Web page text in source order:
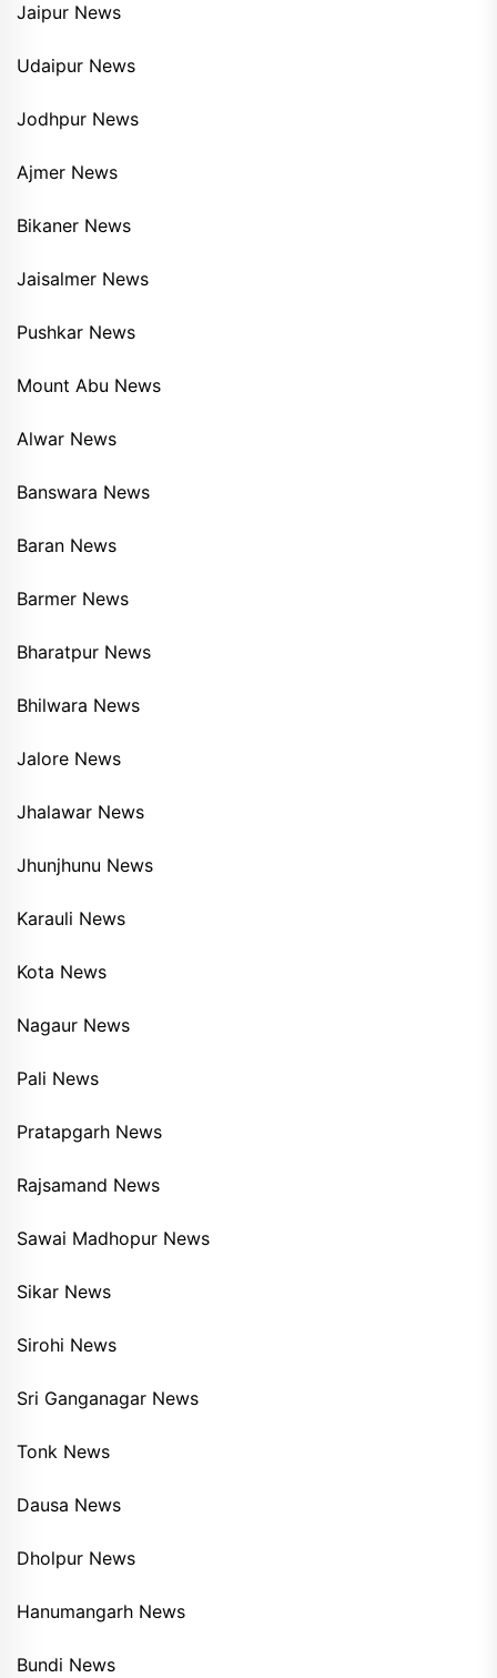
Jaipur News
Udaipur News
Jodhpur News
Ajmer News
Bikaner News
Jaisalmer News
Pushkar News
Mount Abu News
Alwar News
Banswara News
Baran News
Barmer News
Bharatpur News
Bhilwara News
Jalore News
Jhalawar News
Jhunjhunu News
Karauli News
Kota News
Nagaur News
Pali News
Pratapgarh News
Rajsamand News
Sawai Madhopur News
Sikar News
Sirohi News
Sri Ganganagar News
Tonk News
Dausa News
Dholpur News
Hanumangarh News
Bundi News